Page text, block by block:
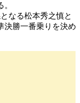
なる松本秀之慎と
決勝一番乗りを決め